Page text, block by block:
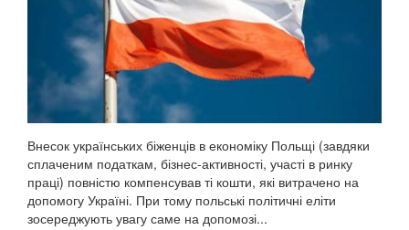
Внесок українських біженців в економіку Польщі (завдяки
сплаченим податкам, бізнес-активності, участі в ринку
праці) повністю компенсував ті кошти, які витрачено на
допомогу Україні. При тому польські політичні еліти
зосереджують увагу саме на допомозі...